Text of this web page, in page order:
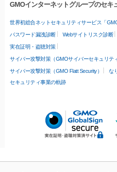
GMOインターネットグループのセキ
世界初総合ネットセキュリティサービス「
パスワード漏洩診断 Webサイトリスク診断
実在証明・盗聴対策
サイバー攻撃対策（GMOサイバーセキュリテ
サイバー攻撃対策（GMO Flatt Security）
な
セキュリティ事業の軌跡